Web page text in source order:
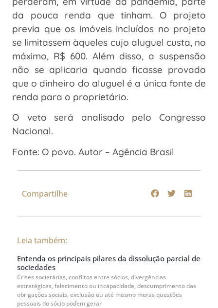
da pouca renda que tinham. O projeto
previa que os imóveis incluídos no projeto
se limitassem àqueles cujo aluguel custa, no
máximo, R$ 600. Além disso, a suspensão
não se aplicaria quando ficasse provado
que o dinheiro do aluguel é a única fonte de
renda para o proprietário.
O veto será analisado pelo Congresso
Nacional.
Fonte: O povo. Autor – Agência Brasil
Compartilhe
Leia também:
Entenda os principais pilares da dissolução parcial de
sociedades
Crises societárias, conflitos entre sócios, divergências
estratégicas, falecimento ou incapacidade, descumprimento das
obrigações sociais, exclusão ou até mesmo meras questões
pessoais do sócio podem gerar